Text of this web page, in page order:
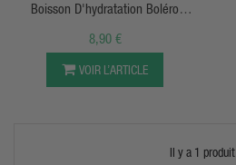
Boisson D'hydratation Boléro
(sachets De 9g)
8,90 €
VOIR L’ARTICLE
Il y a 1 produit.